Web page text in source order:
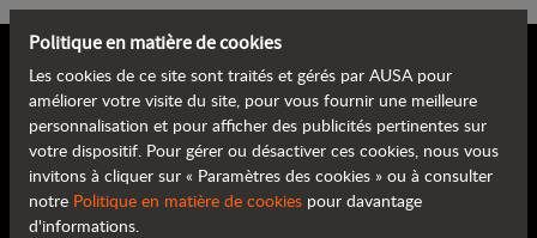
Join the rotating
Politique en matière de cookies
Les cookies de ce site sont traités et gérés par AUSA pour
améliorer votre visite du site, pour vous fournir une meilleure
personnalisation et pour afficher des publicités pertinentes sur
votre dispositif. Pour gérer ou désactiver ces cookies, nous vous
invitons à cliquer sur « Paramètres des cookies » ou à consulter
notre Politique en matière de cookies pour davantage
d'informations.